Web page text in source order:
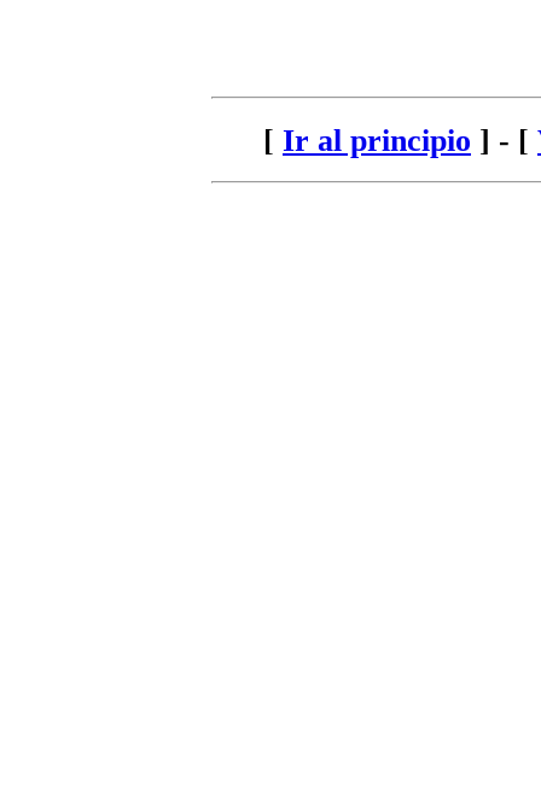
[ Ir al principio ] - [